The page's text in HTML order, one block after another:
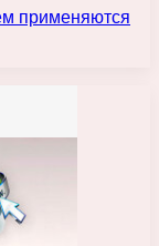
применяются